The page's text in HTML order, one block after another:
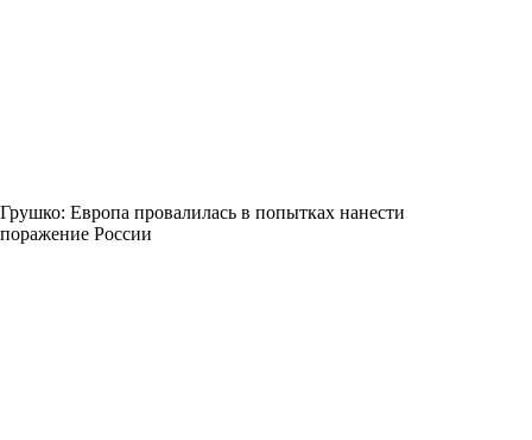
Грушко: Европа провалилась в попытках нанести
поражение России